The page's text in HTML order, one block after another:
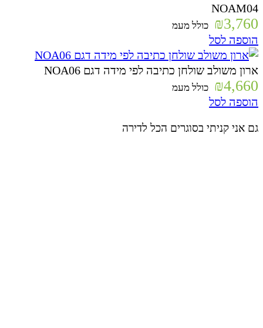
NOAM04
₪3,760 כולל מעמ
הוספה לסל
ארון משולב שולחן כתיבה לפי מידה דגם NOA06
₪4,660 כולל מעמ
הוספה לסל
גם אני קניתי בסוגרים הכל לדירה